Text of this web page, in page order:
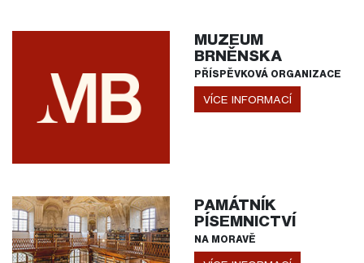
MUZEUM
BRNĚNSKA
PŘÍSPĚVKOVÁ ORGANIZACE
VÍCE INFORMACÍ
PAMÁTNÍK
PÍSEMNICTVÍ
NA MORAVĚ